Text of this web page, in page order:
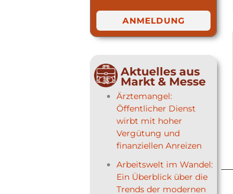
ANMELDUNG
Aktuelles aus
Markt & Messe
Ärztemangel:
Öffentlicher Dienst
wirbt mit hoher
Vergütung und
finanziellen Anreizen
Arbeitswelt im Wandel:
Ein Überblick über die
Trends der modernen